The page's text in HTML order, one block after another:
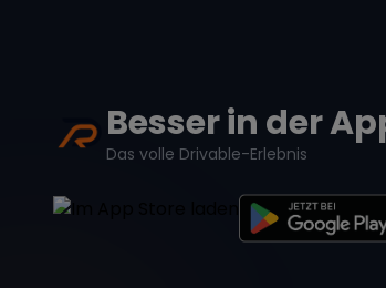
Besser in der
Das volle Drivable-Erlebnis